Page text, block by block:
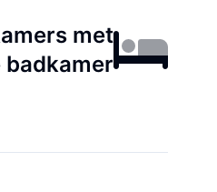
met
badkamer